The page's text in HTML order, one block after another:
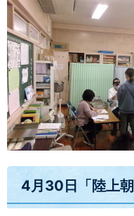
4月30日「陸上朝